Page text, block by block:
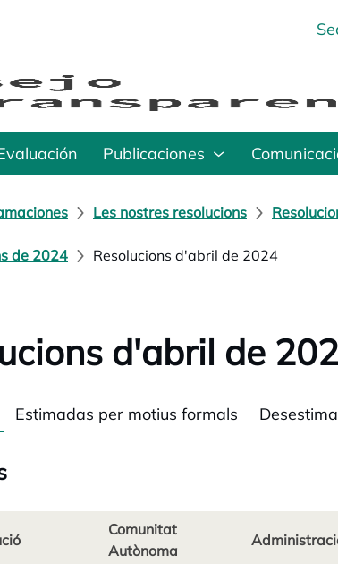
Publicaciones
Les nostres resolucions
de 2024 Resolucions d'abril de 2024
d'abril de
Estimadas per motius formals
Comunitat
Autònoma